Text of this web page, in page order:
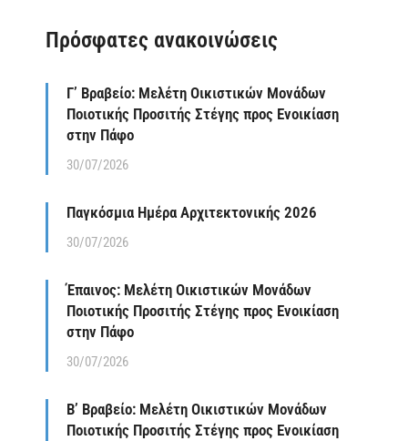
Πρόσφατες ανακοινώσεις
Γ’ Βραβείο: Μελέτη Οικιστικών Μονάδων
Ποιοτικής Προσιτής Στέγης προς Ενοικίαση
στην Πάφο
30/07/2026
Παγκόσμια Ημέρα Αρχιτεκτονικής 2026
30/07/2026
Έπαινος: Μελέτη Οικιστικών Μονάδων
Ποιοτικής Προσιτής Στέγης προς Ενοικίαση
στην Πάφο
30/07/2026
Β’ Βραβείο: Μελέτη Οικιστικών Μονάδων
Ποιοτικής Προσιτής Στέγης προς Ενοικίαση